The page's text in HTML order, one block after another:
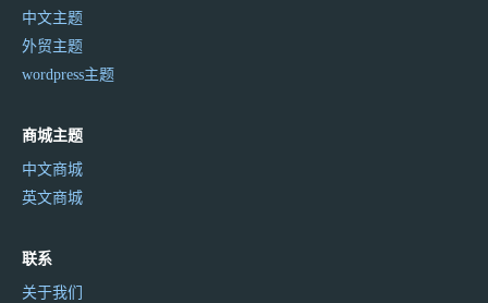
中文主题
外贸主题
wordpress主题
商城主题
中文商城
英文商城
联系
关于我们